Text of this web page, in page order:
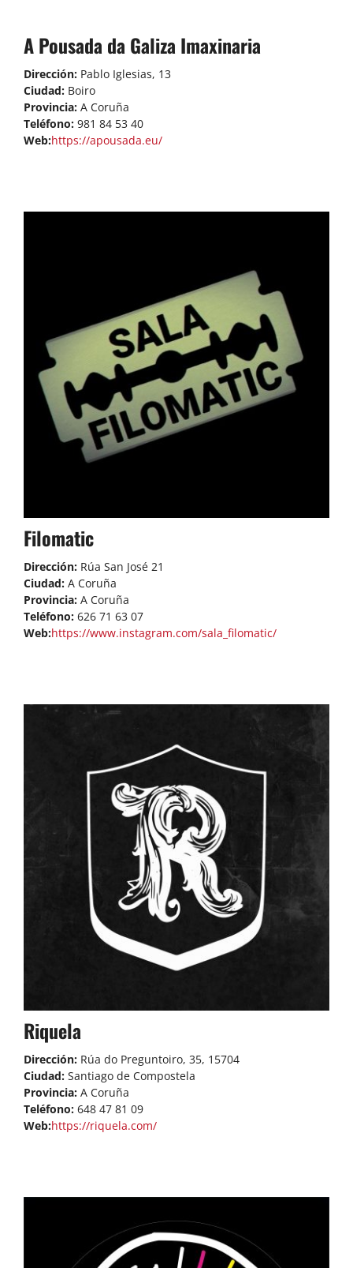
A Pousada da Galiza Imaxinaria
Dirección: Pablo Iglesias, 13
Ciudad:Boiro
Provincia:A Coruña
Teléfono: 981 84 53 40
Web:https://apousada.eu/
Filomatic
Dirección: Rúa San José 21
Ciudad:A Coruña
Provincia:A Coruña
Teléfono: 626 71 63 07
Web:https://www.instagram.com/sala_filomatic/
Riquela
Dirección: Rúa do Preguntoiro, 35, 15704
Ciudad:Santiago de Compostela
Provincia:A Coruña
Teléfono: 648 47 81 09
Web:https://riquela.com/